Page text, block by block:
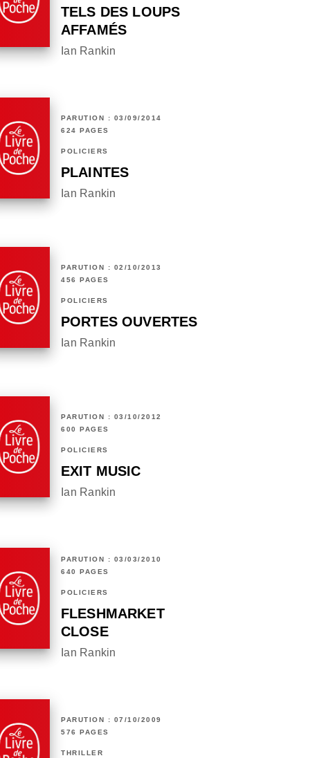
TELS DES LOUPS
AFFAMÉS
Ian Rankin
PARUTION : 03/09/2014
624 PAGES
POLICIERS
PLAINTES
Ian Rankin
PARUTION : 02/10/2013
456 PAGES
POLICIERS
PORTES OUVERTES
Ian Rankin
PARUTION : 03/10/2012
600 PAGES
POLICIERS
EXIT MUSIC
Ian Rankin
PARUTION : 03/03/2010
640 PAGES
POLICIERS
FLESHMARKET
CLOSE
Ian Rankin
PARUTION : 07/10/2009
576 PAGES
THRILLER